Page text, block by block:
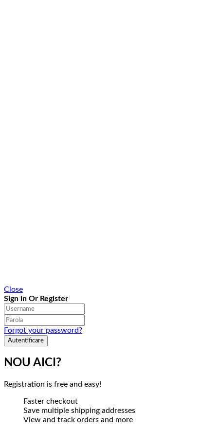
Close
Sign in Or Register
Forgot your password?
NOU AICI?
Registration is free and easy!
Faster checkout
Save multiple shipping addresses
View and track orders and more